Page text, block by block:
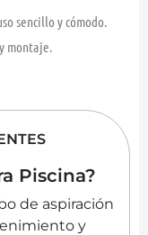
sencillo y cómodo.
montaje.
Piscina?
de aspiración
y